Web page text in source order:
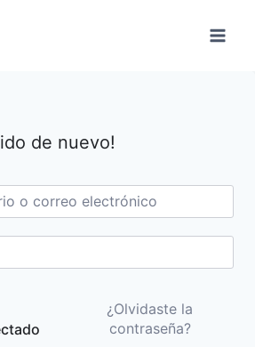
de nuevo!
¿Olvidaste la
contraseña?